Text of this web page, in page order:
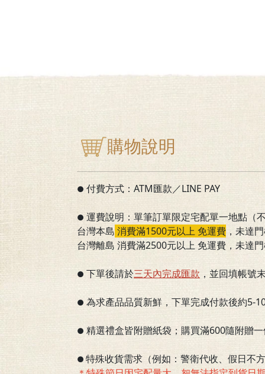
購物說明
● 付費方式：ATM匯款／LINE PAY
● 運費說明：單筆訂單限定宅配單一地點（
台灣本島 消費滿1500元以上 免運費 ， 未達
台灣離島 消費滿2500元以上 免運費，未達
● 下單後請於三天內完成匯款 ，並回填帳號
● 為求產品品質新鮮，下單完成付款後約5-
● 精選禮盒皆附贈紙袋；購買滿600隨附贈
● 特殊收貨需求（例如：警衛代收、假日不